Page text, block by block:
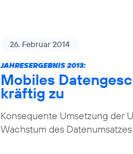
26. Februar 2014
JAHRESERGEBNIS 2013:
Mobiles
kräftig zu
Konsequente Umsetzung der
Wachstum des